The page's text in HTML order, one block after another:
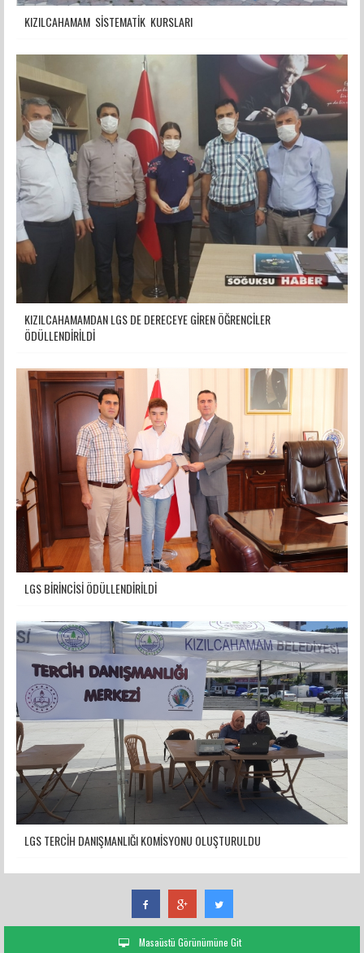
KIZILCAHAMAM SİSTEMATİK KURSLARI
KIZILCAHAMAMDAN LGS DE DERECEYE GİREN ÖĞRENCİLER
ÖDÜLLENDİRİLDİ
LGS BİRİNCİSİ ÖDÜLLENDİRİLDİ
LGS TERCİH DANIŞMANLIĞI KOMİSYONU OLUŞTURULDU
Masaüstü Görünümüne Git